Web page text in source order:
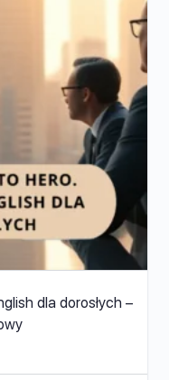
dla dorosłych –